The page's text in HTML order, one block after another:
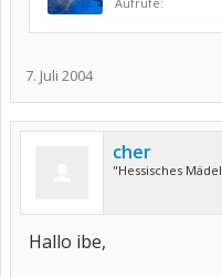
7. Juli 2004
cher
"Hessisches
Hallo ibe,